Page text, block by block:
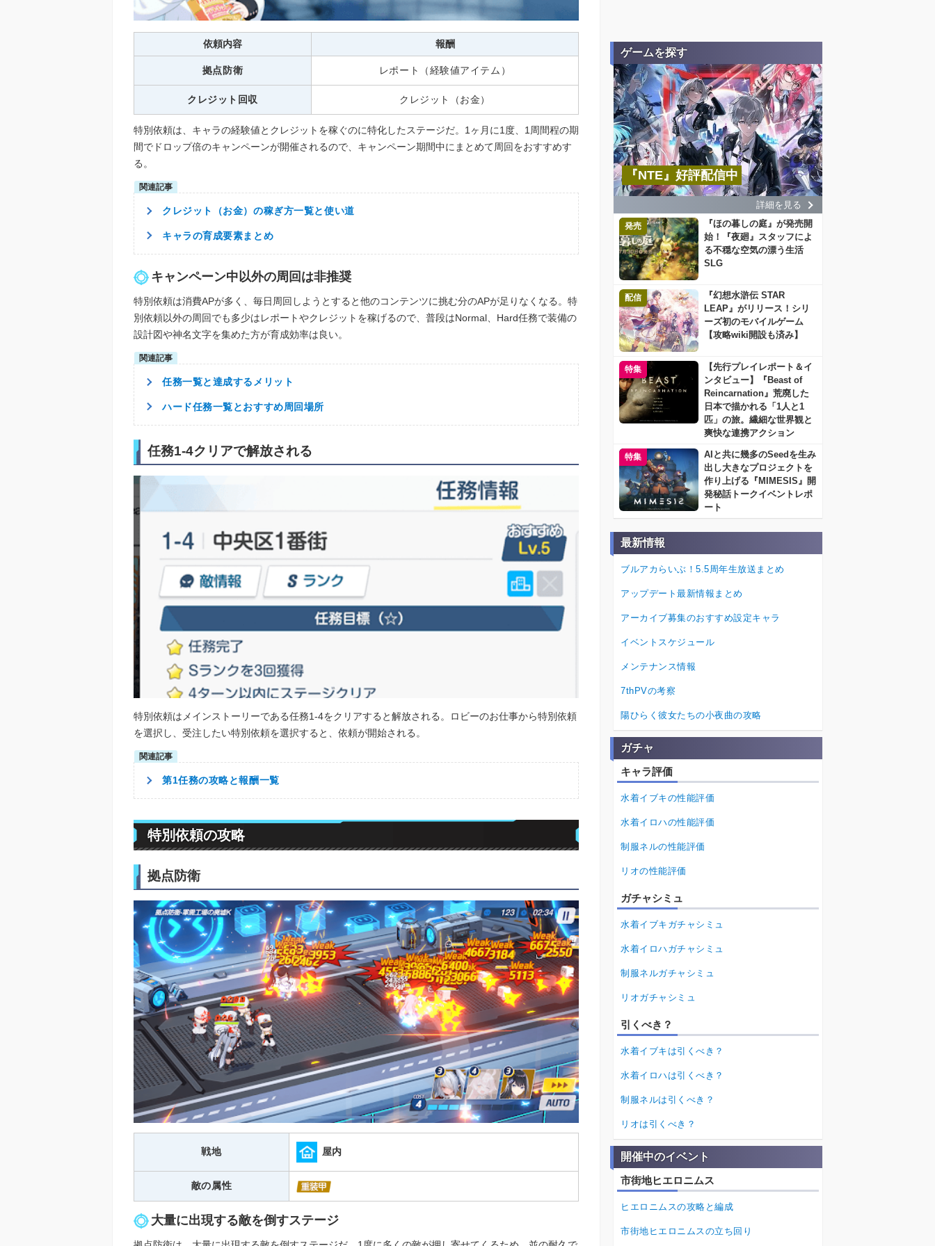
依頼内容 報酬
拠点防衛 レポート（経験値アイテム）
クレジット回収 クレジット（お金）
特別依頼は、キャラの経験値とクレジットを稼ぐのに特化したステージだ。1ヶ月に1度、1周間程の期
間でドロップ倍のキャンペーンが開催されるので、キャンペーン期間中にまとめて周回をおすすめす
る。
クレジット（お金）の稼ぎ方一覧と使い道
キャラの育成要素まとめ
キャンペーン中以外の周回は非推奨
特別依頼は消費APが多く、毎日周回しようとすると他のコンテンツに挑む分のAPが足りなくなる。特
別依頼以外の周回でも多少はレポートやクレジットを稼げるので、普段はNormal、Hard任務で装備の
設計図や神名文字を集めた方が育成効率は良い。
任務一覧と達成するメリット
ハード任務一覧とおすすめ周回場所
任務1-4クリアで解放される
特別依頼はメインストーリーである任務1-4をクリアすると解放される。ロビーのお仕事から特別依頼
を選択し、受注したい特別依頼を選択すると、依頼が開始される。
第1任務の攻略と報酬一覧
特別依頼の攻略
拠点防衛
戦地 屋内
敵の属性
大量に出現する敵を倒すステージ
ゲームを探す
『NTE』好評配信中
詳細を見る
発売
『ほの暮しの庭』が発売開
始！『夜廻』スタッフによ
る不穏な空気の漂う生活
SLG
配信
『幻想水滸伝 STAR
LEAP』がリリース！シリ
ーズ初のモバイルゲーム
【攻略wiki開設も済み】
特集
【先行プレイレポート＆イ
ンタビュー】『Beast of
Reincarnation』荒廃した
日本で描かれる「1人と1
匹」の旅。繊細な世界観と
爽快な連携アクション
特集
AIと共に幾多のSeedを生み
出し大きなプロジェクトを
作り上げる『MIMESIS』開
発秘話トークイベントレポ
ート
最新情報
ブルアカらいぶ！5.5周年生放送まとめ
アップデート最新情報まとめ
アーカイブ募集のおすすめ設定キャラ
イベントスケジュール
メンテナンス情報
7thPVの考察
陽ひらく彼女たちの小夜曲の攻略
ガチャ
キャラ評価
水着イブキの性能評価
水着イロハの性能評価
制服ネルの性能評価
リオの性能評価
ガチャシミュ
水着イブキガチャシミュ
水着イロハガチャシミュ
制服ネルガチャシミュ
リオガチャシミュ
引くべき？
水着イブキは引くべき？
水着イロハは引くべき？
制服ネルは引くべき？
リオは引くべき？
開催中のイベント
市街地ヒエロニムス
ヒエロニムスの攻略と編成
市街地ヒエロニムスの立ち回り